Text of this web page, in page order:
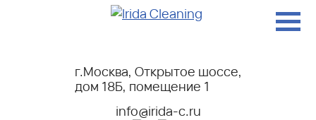
г.Москва, Открытое шоссе,
дом 18Б, помещение 1
info@irida-c.ru